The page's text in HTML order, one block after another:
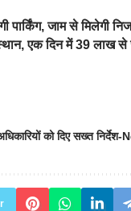
पार्किंग, जाम से मिलेगी
एक दिन में 39 लाख से
को दिए सख्त